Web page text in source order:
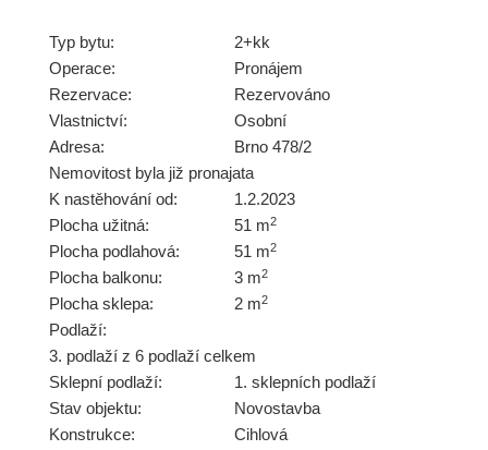
Typ bytu:
2+kk
Operace:
Pronájem
Rezervace:
Rezervováno
Vlastnictví:
Osobní
Adresa:
Brno 478/2
Nemovitost byla již pronajata
K nastěhování od:
1.2.2023
Plocha užitná:
51 m2
Plocha podlahová: 51 m2
Plocha balkonu: 3 m2
Plocha sklepa: 2 m2
Podlaží:
3. podlaží z 6 podlaží celkem
Sklepní podlaží:
1. sklepních podlaží
Stav objektu:
Novostavba
Konstrukce:
Cihlová